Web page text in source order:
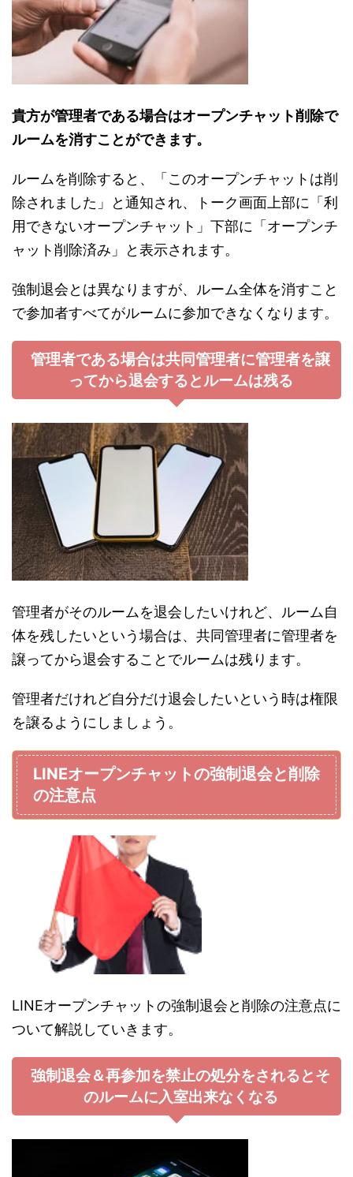
貴方が管理者である場合はオープンチャット削除で
ルームを消すことができます。
ルームを削除すると、「このオープンチャットは削
除されました」と通知され、トーク画面上部に「利
用できないオープンチャット」下部に「オープンチ
ャット削除済み」と表示されます。
強制退会とは異なりますが、ルーム全体を消すこと
で参加者すべてがルームに参加できなくなります。
管理者である場合は共同管理者に管理者を譲
ってから退会するとルームは残る
管理者がそのルームを退会したいけれど、ルーム自
体を残したいという場合は、共同管理者に管理者を
譲ってから退会することでルームは残ります。
管理者だけれど自分だけ退会したいという時は権限
を譲るようにしましょう。
LINEオープンチャットの強制退会と削除
の注意点
LINEオープンチャットの強制退会と削除の注意点に
ついて解説していきます。
強制退会＆再参加を禁止の処分をされるとそ
のルームに入室出来なくなる